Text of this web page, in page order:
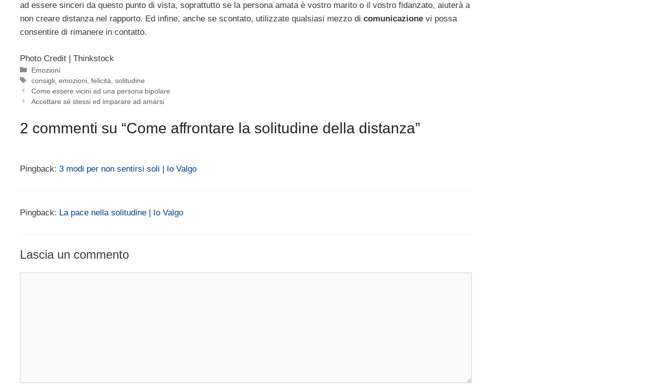
ad essere sinceri da questo punto di vista, soprattutto se la persona amata è vostro marito o il vostro fidanzato, aiuterà a
non creare distanza nel rapporto. Ed infine, anche se scontato, utilizzate qualsiasi mezzo di comunicazione vi possa
consentire di rimanere in contatto.
Photo Credit | Thinkstock
Categorie
Emozioni
Tag
consigli ,emozioni ,felicità ,solitudine
Come essere vicini ad una persona bipolare
Accettare sé stessi ed imparare ad amarsi
2 commenti su “Come affrontare la solitudine della distanza”
Pingback: 3 modi per non sentirsi soli | Io Valgo
Pingback: La pace nella solitudine | Io Valgo
Lascia un commento